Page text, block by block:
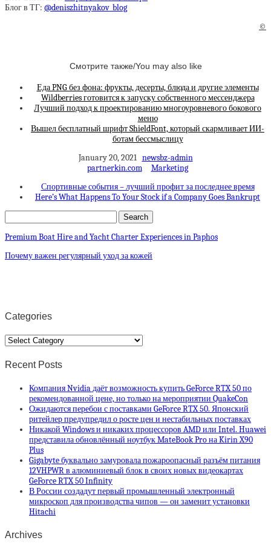
Блог в ТГ: @deniszhitnyakov_blog
©
Смотрите также/You may also like
Еда PNG без фона: фрукты, десерты, блюда и другие элементы
Wildberries готовится к запуску собственного мессенджера
Лучший подход к проектированию многоуровневого бокового
меню
Вышел бесплатный шрифт ShieldFont, который скармливает ИИ-
ботам бессмыслицу
January 20, 2021 newsbz-admin
partnerkin.com
Marketing
Спортивные события – лучший профит за последнее время
Here’s What Happens To Your Stock if a Company Goes Bankrupt
Premium Boat Hire and Yacht Charter Experiences in Paphos
Почему важен регулярный уход за кожей
Categories
Categories
Recent Posts
Компания Nvidia даёт возможность купить GeForce RTX 50 по
рекомендованной цене, но только на мероприятии QuakeCon
Ожидаются перебои с поставками GeForce RTX 50. Японский
ритейлер предупредил о росте цен и нестабильных поставках
Никакой Windows и никаких процессоров AMD или Intel. Huawei
представила обновлённый ноутбук MateBook Pro на Kirin X90
Plus
Gigabyte буквально замуровала пожароопасный разъём питания
12VHPWR в алюминиевый блок в своих новых видеокартах
GeForce RTX 50 Infinity
В России создадут первый промышленный электронный
микроскоп для производства чипов — он заменит установки
Hitachi
Archives